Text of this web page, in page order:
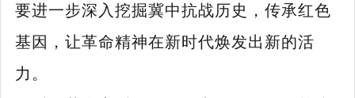
要进一步深入挖掘冀中抗战历史，传承红色
基因，让革命精神在新时代焕发出新的活
力。